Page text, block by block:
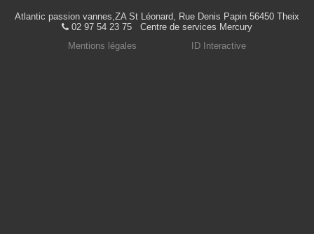
Atlantic passion vannes,ZA St Léonard, Rue Denis Papin 56450 Theix
02 97 54 23 75 Centre de services Mercury
Mentions légales
ID Interactive